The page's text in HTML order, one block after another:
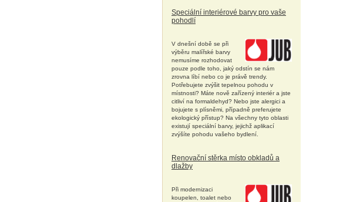
Speciální interiérové barvy pro vaše
pohodlí
V dnešní době se při
výběru malířské barvy
nemusíme rozhodovat
pouze podle toho, jaký odstín se nám
zrovna líbí nebo co je právě trendy.
Potřebujete zvýšit tepelnou pohodu v
místnosti? Máte nově zařízený interiér a jste
citliví na formaldehyd? Nebo jste alergici a
bojujete s plísněmi, případně preferujete
ekologický přístup? Na všechny tyto oblasti
existují speciální barvy, jejichž aplikací
zvýšíte pohodu vašeho bydlení.
Renovační stěrka místo obkladů a
dlažby
Při modernizaci
koupelen, toalet nebo